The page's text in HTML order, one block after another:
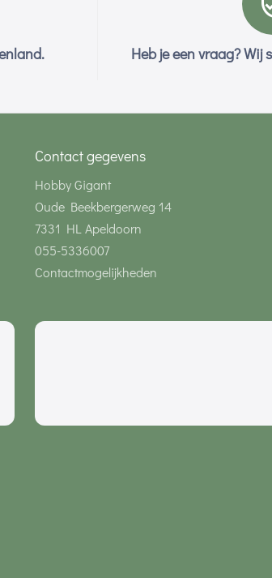
Heb je een vraag? Wij
Contact gegevens
Hobby Gigant
Oude Beekbergerweg 14
7331 HL Apeldoorn
055-5336007
Contactmogelijkheden